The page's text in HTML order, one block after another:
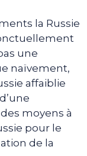
la Russie
une
naïvement,
affaiblie
moyens à
pour le
de la